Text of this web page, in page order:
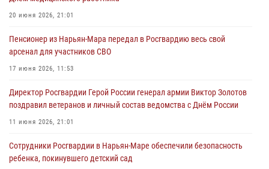
20 июня 2026, 21:01
Пенсионер из Нарьян-Мара передал в Росгвардию весь свой
арсенал для участников СВО
17 июня 2026, 11:53
Директор Росгвардии Герой России генерал армии Виктор Золотов
поздравил ветеранов и личный состав ведомства с Днём России
11 июня 2026, 21:01
Сотрудники Росгвардии в Нарьян-Маре обеспечили безопасность
ребенка, покинувшего детский сад